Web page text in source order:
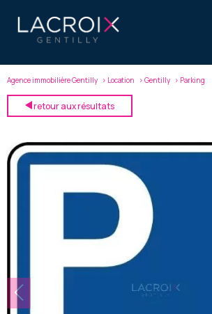
Agence immobilière Gentilly Location Gentilly Parking
retour aux résultats